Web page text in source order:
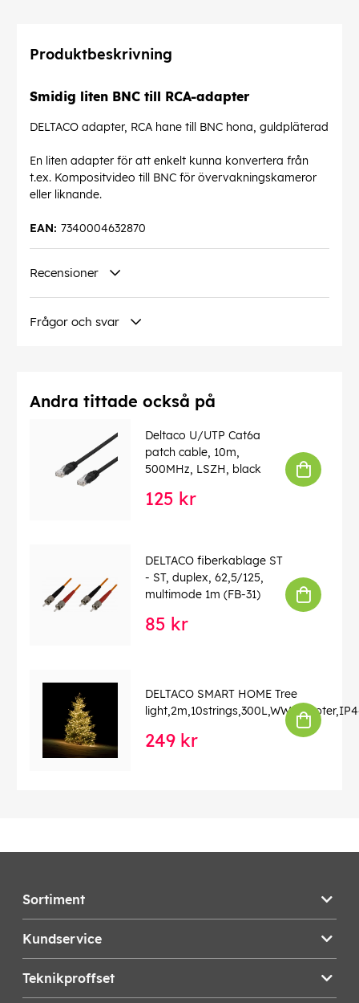
Produktbeskrivning
Smidig liten BNC till RCA-adapter
DELTACO adapter, RCA hane till BNC hona, guldpläterad
En liten adapter för att enkelt kunna konvertera från
t.ex. Kompositvideo till BNC för övervakningskameror
eller liknande.
7340004632870
EAN:
Recensioner
Frågor och svar
Andra tittade också på
Deltaco U/UTP Cat6a
patch cable, 10m,
500MHz, LSZH, black
125 kr
DELTACO fiberkablage ST
- ST, duplex, 62,5/125,
multimode 1m (FB-31)
85 kr
DELTACO SMART HOME Tree
249 kr
Sortiment
Kundservice
Teknikproffset